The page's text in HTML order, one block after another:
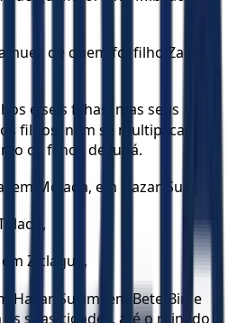
de quem foi filho Zacur,
e seis filhas; mas seus
filhos, nem se multiplicaram
os filhos de Judá.
em Molada, em Hazar-Sual,
Ziclague,
Hazar-Susim, em Bete-Biri e
suas cidades, até o reinado